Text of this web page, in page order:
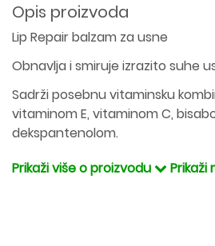
Opis proizvoda
Lip Repair balzam za usne
Obnavlja i smiruje izrazito suhe
Sadrži posebnu vitaminsku
vitaminom E, vitaminom C,
dekspantenolom.
Prikaži više o proizvodu
Prikaži